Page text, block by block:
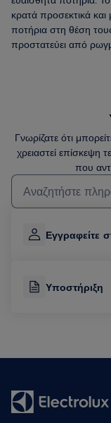
κρατά προσεκτικά και
ποτήρια στη θέση
προστατεύει από
Γνωρίζατε ότι
χρειαστεί επίσκεψη
που
Τύπος για αναζήτηση
Εγγραφείτε
Υποστήριξη